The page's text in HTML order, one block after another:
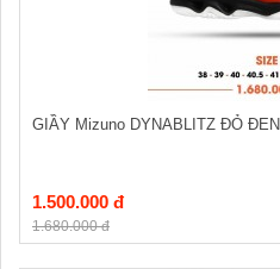
GIẦY Mizuno DYNABLITZ ĐỎ ĐEN
1.500.000 đ
1.680.000 đ